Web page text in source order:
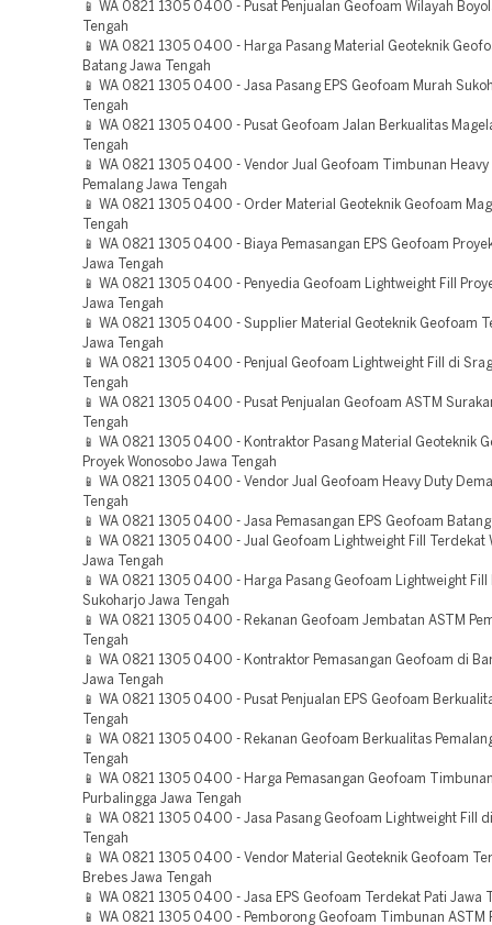
📱 WA 0821 1305 0400 - Pusat Penjualan Geofoam Wilayah
Tengah
📱 WA 0821 1305 0400 - Harga Pasang Material Geoteknik
Batang Jawa Tengah
📱 WA 0821 1305 0400 - Jasa Pasang EPS Geofoam Murah
Tengah
📱 WA 0821 1305 0400 - Pusat Geofoam Jalan Berkualitas
Tengah
📱 WA 0821 1305 0400 - Vendor Jual Geofoam Timbunan Heavy
Pemalang Jawa Tengah
📱 WA 0821 1305 0400 - Order Material Geoteknik Geofoam
Tengah
📱 WA 0821 1305 0400 - Biaya Pemasangan EPS Geofoam
Jawa Tengah
📱 WA 0821 1305 0400 - Penyedia Geofoam Lightweight Fill
Jawa Tengah
📱 WA 0821 1305 0400 - Supplier Material Geoteknik Geofoam
Jawa Tengah
📱 WA 0821 1305 0400 - Penjual Geofoam Lightweight Fill di
Tengah
📱 WA 0821 1305 0400 - Pusat Penjualan Geofoam ASTM
Tengah
📱 WA 0821 1305 0400 - Kontraktor Pasang Material Geoteknik
Proyek Wonosobo Jawa Tengah
📱 WA 0821 1305 0400 - Vendor Jual Geofoam Heavy Duty
Tengah
📱 WA 0821 1305 0400 - Jasa Pemasangan EPS Geofoam
📱 WA 0821 1305 0400 - Jual Geofoam Lightweight Fill Terdekat
Jawa Tengah
📱 WA 0821 1305 0400 - Harga Pasang Geofoam Lightweight Fill
Sukoharjo Jawa Tengah
📱 WA 0821 1305 0400 - Rekanan Geofoam Jembatan ASTM
Tengah
📱 WA 0821 1305 0400 - Kontraktor Pemasangan Geofoam di
Jawa Tengah
📱 WA 0821 1305 0400 - Pusat Penjualan EPS Geofoam
Tengah
📱 WA 0821 1305 0400 - Rekanan Geofoam Berkualitas
Tengah
📱 WA 0821 1305 0400 - Harga Pemasangan Geofoam
Purbalingga Jawa Tengah
📱 WA 0821 1305 0400 - Jasa Pasang Geofoam Lightweight Fill
Tengah
📱 WA 0821 1305 0400 - Vendor Material Geoteknik Geofoam
Brebes Jawa Tengah
📱 WA 0821 1305 0400 - Jasa EPS Geofoam Terdekat Pati Jawa
📱 WA 0821 1305 0400 - Pemborong Geofoam Timbunan ASTM